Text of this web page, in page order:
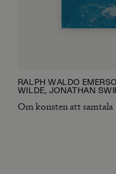
RALPH WALDO
WILDE, JONATHAN
Om konsten att samtala